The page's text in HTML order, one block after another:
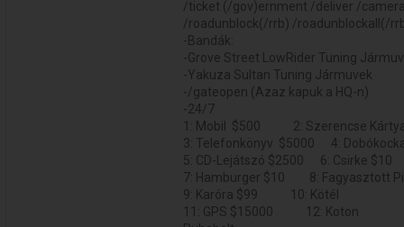
/ticket (/gov)ernment /deliver /
/roadunblock(/rrb) /roadunblockall(/
-Bandák:
-Grove Street LowRider Tuning
-Yakuza Sultan Tuning Jármuvek
-/gateopen (Azaz kapuk a HQ-n)
-24/7
1: Mobil $500 2: Szerencse
3: Telefonkönyv $5000 4:
5: CD-Lejátszó $2500 6: Csirke $10
7: Hamburger $10 8: Fagyasztott
9: Karóra $99 10: Kötél
11: GPS $15000 12: Koton